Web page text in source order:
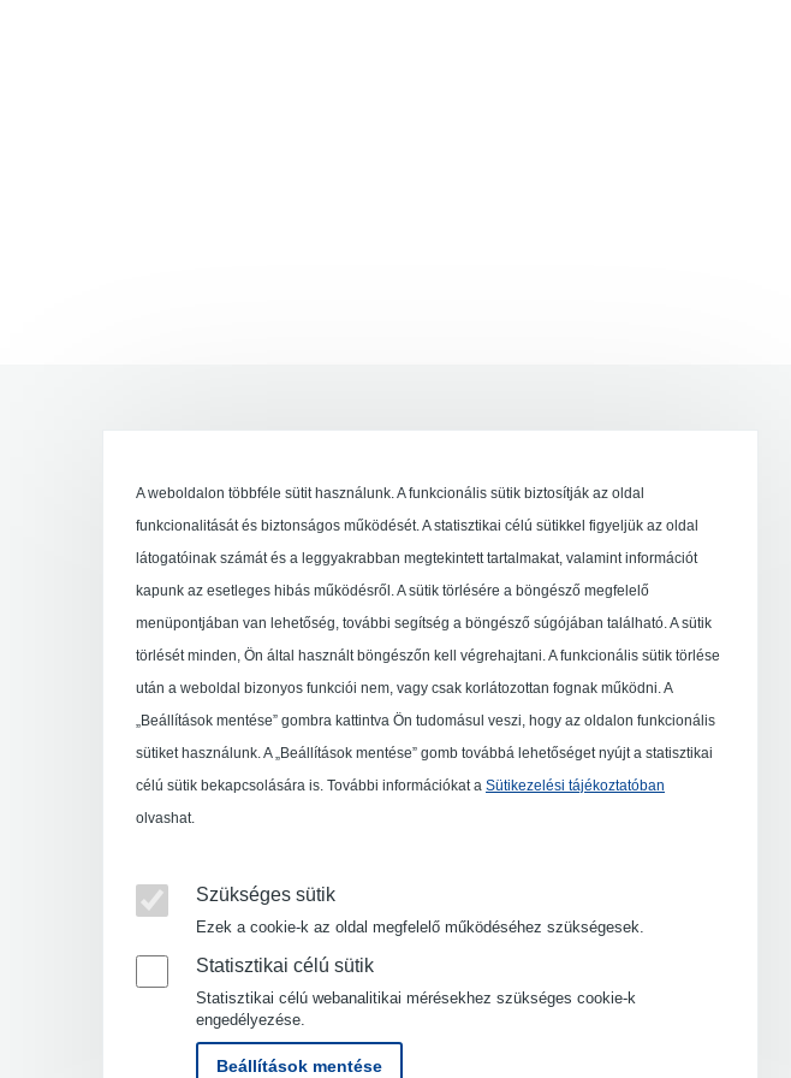
A weboldalon többféle sütit használunk. A funkcionális sütik biztosítják az oldal
funkcionalitását és biztonságos működését. A statisztikai célú sütikkel figyeljük az oldal
látogatóinak számát és a leggyakrabban megtekintett tartalmakat, valamint információt
kapunk az esetleges hibás működésről. A sütik törlésére a böngésző megfelelő
menüpontjában van lehetőség, további segítség a böngésző súgójában található. A sütik
törlését minden, Ön által használt böngészőn kell végrehajtani. A funkcionális sütik törlése
után a weboldal bizonyos funkciói nem, vagy csak korlátozottan fognak működni. A
„Beállítások mentése” gombra kattintva Ön tudomásul veszi, hogy az oldalon funkcionális
sütiket használunk. A „Beállítások mentése” gomb továbbá lehetőséget nyújt a statisztikai
célú sütik bekapcsolására is. További információkat a Sütikezelési tájékoztatóban
olvashat.
Szükséges sütik
Ezek a cookie-k az oldal megfelelő működéséhez szükségesek.
Statisztikai célú sütik
Statisztikai célú webanalitikai mérésekhez szükséges cookie-k
engedélyezése.
Beállítások mentése